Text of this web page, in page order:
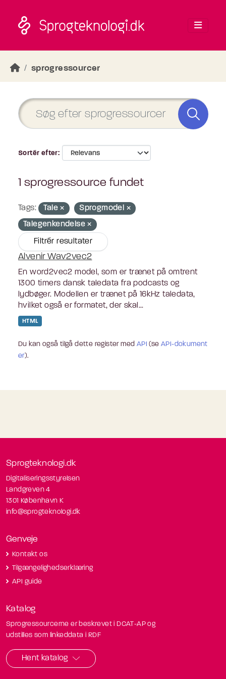
sprogressourcer
Sortér efter
1 sprogressource fundet
Tags: Tale
Sprogmodel
Talegenkendelse
Filtrér resultater
Alvenir Wav2vec2
En word2vec2 model, som er trænet på omtrent
1300 timers dansk taledata fra podcasts og
lydbøger. Modellen er trænet på 16kHz taledata,
hvilket også er formatet, der skal...
HTML
Du kan også tilgå dette register med API (seAPI-dokument
er).
Sprogteknologi.dk
Digitaliseringsstyrelsen
Landgreven 4
1301 København K
info@sprogteknologi.dk
Genveje
Kontakt os
Tilgængelighedserklæring
API guide
Katalog
Sprogressourcerne er beskrevet i DCAT-AP og
udstilles som linkeddata i RDF
Hent katalog